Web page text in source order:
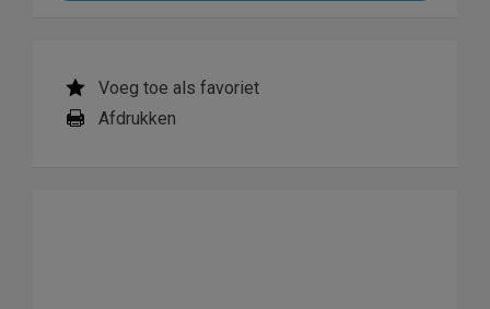
Voeg toe als favoriet
Afdrukken